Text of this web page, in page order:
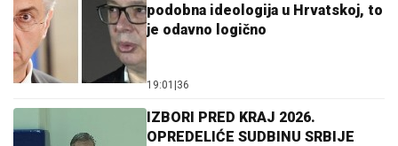
podobna ideologija u Hrvatskoj, to
je odavno logično
19:01 36
IZBORI PRED KRAJ 2026.
OPREDELIĆE SUDBINU SRBIJE